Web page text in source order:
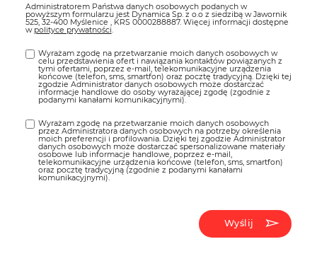
Administratorem Państwa danych osobowych podanych w
powyższym formularzu jest Dynamica Sp. z o.o z siedzibą w Jawornik
525, 32-400 Myślenice , KRS 0000288887. Więcej informacji dostępne
w polityce prywatności.
Wyrażam zgodę na przetwarzanie moich danych osobowych w
celu przedstawienia ofert i nawiązania kontaktów powiązanych z
tymi ofertami, poprzez e-mail, telekomunikacyjne urządzenia
końcowe (telefon, sms, smartfon) oraz pocztę tradycyjną. Dzięki tej
zgodzie Administrator danych osobowych może dostarczać
informacje handlowe do osoby wyrażającej zgodę (zgodnie z
podanymi kanałami komunikacyjnymi).
Wyrażam zgodę na przetwarzanie moich danych osobowych
przez Administratora danych osobowych na potrzeby określenia
moich preferencji i profilowania. Dzięki tej zgodzie Administrator
danych osobowych może dostarczać spersonalizowane materiały
osobowe lub informacje handlowe, poprzez e-mail,
telekomunikacyjne urządzenia końcowe (telefon, sms, smartfon)
oraz pocztę tradycyjną (zgodnie z podanymi kanałami
komunikacyjnymi).
Wyślij